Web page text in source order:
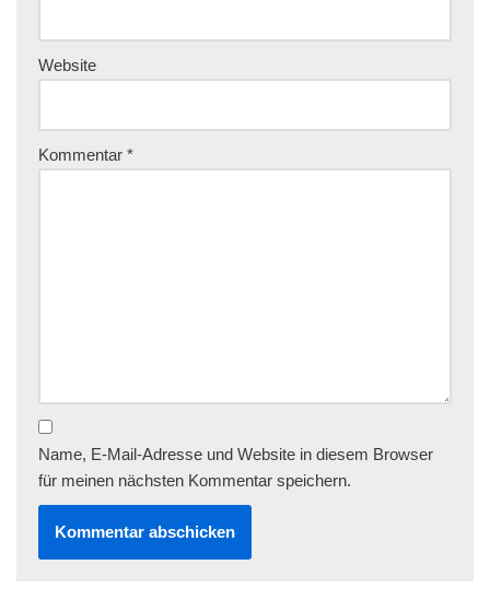
Website
Kommentar *
Name, E-Mail-Adresse und Website in diesem Browser
für meinen nächsten Kommentar speichern.